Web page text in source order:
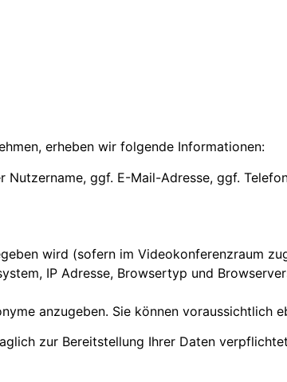
erheben wir folgende Informationen:
Nutzername, ggf. E-Mail-Adresse, ggf.
wird (sofern im Videokonferenzraum
IP Adresse, Browsertyp und
anzugeben. Sie können voraussichtlich
zur Bereitstellung Ihrer Daten